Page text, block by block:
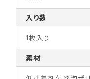
入り数
1枚入り
素材